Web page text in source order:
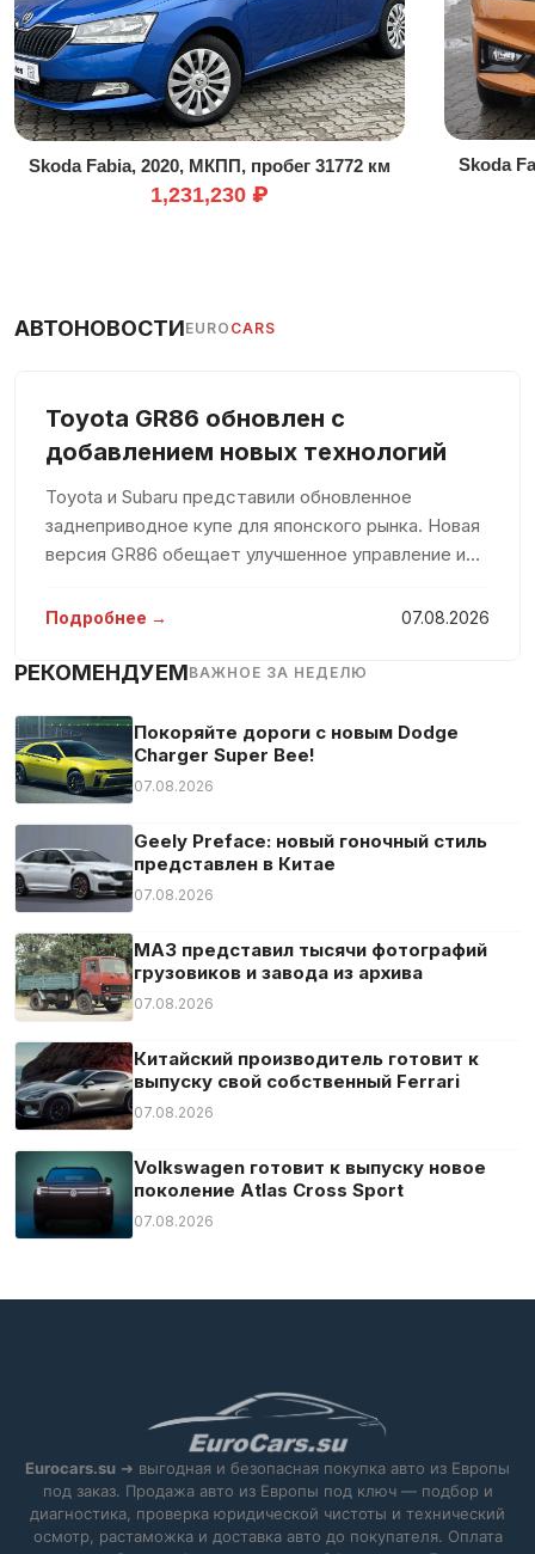
Зеркало заднего вида с автоматическим затемнением
Иммобилайзер
Колеса из легкого сплава
Комплект громкой связи
Контроль давления в шинах
Подлокотник
Подогрев сидений
Полная история обслуживания
Противобуксовочная система
Противотуманная фара
Сенсорный экран
Система «старт-стоп»
Система аварийного вызова
Система предупреждения об усталости
Тюнер/радио
Центральный замок
Экстренное торможение
Электростекла
Skoda Fabia, 2020, МКПП, пробег 31772 км
1,231,230 ₽
Skoda
АВТОНОВОСТИEURO CARS
Toyota GR86 обновлен с
добавлением новых технологий
Toyota и Subaru представили обновленное
заднеприводное купе для японского рынка. Новая
версия GR86 обещает улучшенное управление и
любителей спортивных автомобилей. После
Подробнее → 07.08.2026
РЕКОМЕНДУЕМВАЖНОЕ ЗА НЕДЕЛЮ
Покоряйте дороги с новым Dodge
Charger Super Bee!
07.08.2026
Geely Preface: новый гоночный стиль
представлен в Китае
07.08.2026
МАЗ представил тысячи фотографий
грузовиков и завода из архива
07.08.2026
Китайский производитель готовит к
выпуску свой собственный Ferrari
07.08.2026
Volkswagen готовит к выпуску новое
поколение Atlas Cross Sport
07.08.2026
Eurocars.su ➜ выгодная и безопасная покупка авто из Европы
под заказ. Продажа авто из Европы под ключ — подбор и
диагностика, проверка юридической чистоты и технический
осмотр, растаможка и доставка авто до покупателя. Оплата